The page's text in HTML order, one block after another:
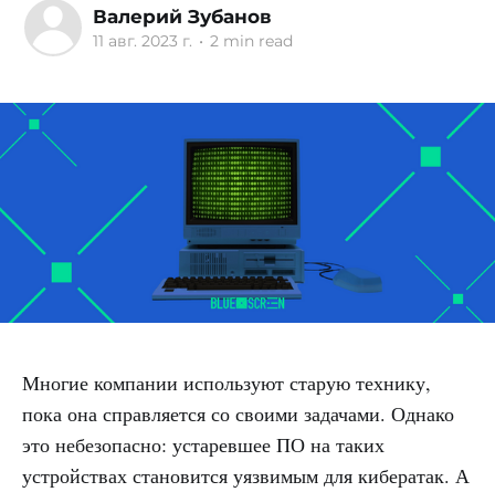
Валерий Зубанов
11 авг. 2023 г. • 2 min read
Многие компании используют старую технику,
пока она справляется со своими задачами. Однако
это небезопасно: устаревшее ПО на таких
устройствах становится уязвимым для кибератак. А